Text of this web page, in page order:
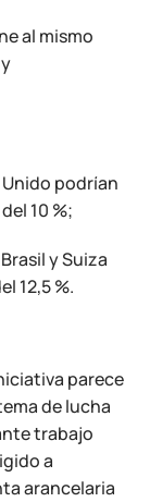
al mismo
Unido podrían
10 %;
y Suiza
12,5 %.
parece
de lucha
trabajo
a
arancelaria